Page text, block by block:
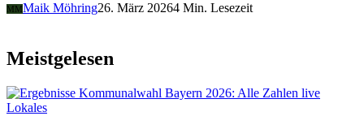
MM Maik Möhring26. März 20264 Min. Lesezeit
Meistgelesen
Lokales